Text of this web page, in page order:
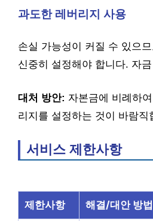
과도한 레버리지 사용
손실 가능성이 커질 수 있으
신중히 설정해야 합니다. 자
대처 방안: 자본금에 비례하
리지를 설정하는 것이 바람직
서비스 제한사항
제한사항 해결/대안 방법